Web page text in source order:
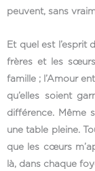
peuvent, sans
Et quel est l’esprit
frères et les
famille ; l’Amour
qu’elles soient
différence. Même
une table pleine.
que les cœurs
là, dans chaque